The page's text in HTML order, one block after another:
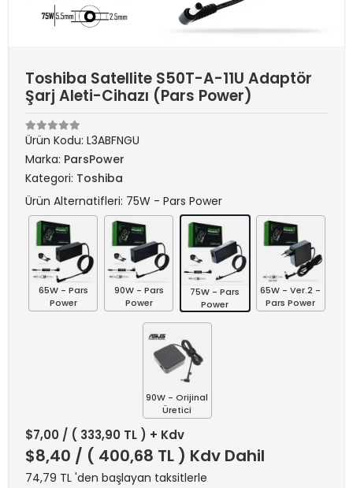
Toshiba Satellite S50T-A-11U Adaptör
Şarj Aleti-Cihazı (Pars Power)
Ürün Kodu: L3ABFNGU
Marka: ParsPower
Kategori: Toshiba
Ürün Alternatifleri: 75W - Pars Power
65W - Pars
Power
90W - Pars
Power
75W - Pars
Power
65W - Ver.2 -
Pars Power
90W - Orijinal
Üretici
$7,00 / ( 333,90 TL ) + Kdv
$8,40 / ( 400,68 TL ) Kdv Dahil
74,79 TL 'den başlayan taksitlerle